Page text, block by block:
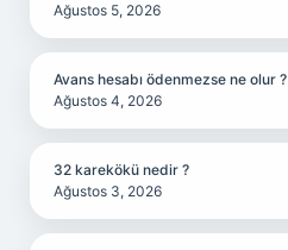
Ağustos 5, 2026
Avans hesabı ödenmezse ne olur ?
Ağustos 4, 2026
32 karekökü nedir ?
Ağustos 3, 2026